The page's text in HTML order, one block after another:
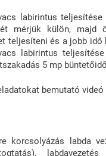
labirintus teljesítése
mérjük külön, majd
teljesíteni és a jobb idő
labirintus
5 mp
bemutató videó
korcsolyázás labda